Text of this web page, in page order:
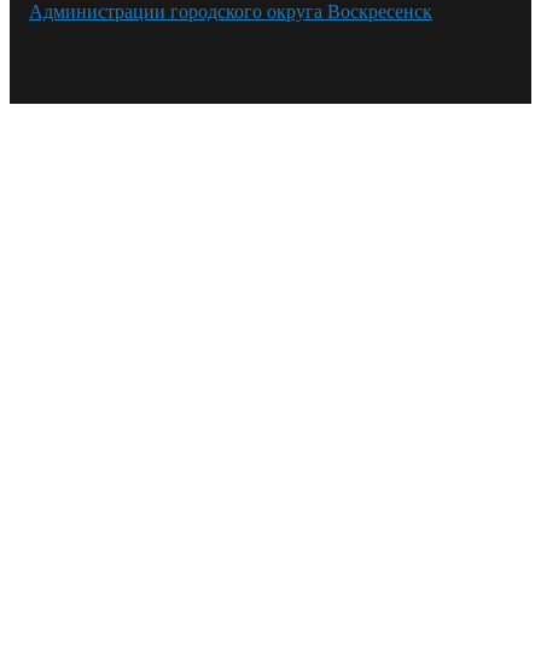
Администрации городского округа Воскресенск